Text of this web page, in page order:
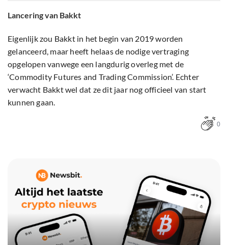
Lancering van Bakkt
Eigenlijk zou Bakkt in het begin van 2019 worden
gelanceerd, maar heeft helaas de nodige vertraging
opgelopen vanwege een langdurig overleg met de
‘Commodity Futures and Trading Commission’. Echter
verwacht Bakkt wel dat ze dit jaar nog officieel van start
kunnen gaan.
0